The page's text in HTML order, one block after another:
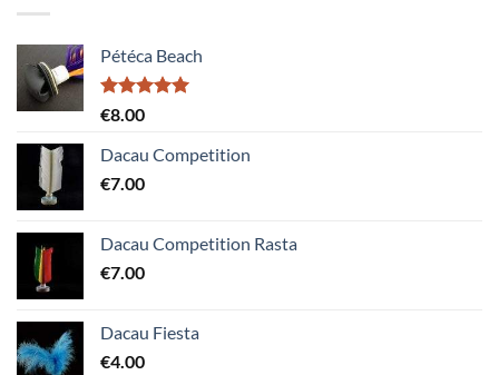
Pétéca Beach
Note5.00
€8.00
Dacau Competition
€7.00
Dacau Competition Rasta
€7.00
Dacau Fiesta
€4.00